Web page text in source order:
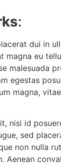
:
dui in
magna eu
malesuada
egestas
magna,
nisi id
sed
non nulla
Aenean